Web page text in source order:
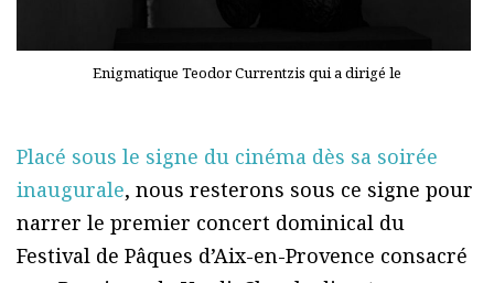
Enigmatique Teodor Currentzis qui a dirigé le
Placé sous le signe du cinéma dès sa soirée
inaugurale, nous resterons sous ce signe pour
narrer le premier concert dominical du
Festival de Pâques d’Aix-en-Provence consacré